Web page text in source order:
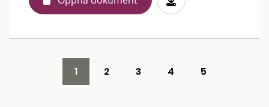
1 2 3 4 5